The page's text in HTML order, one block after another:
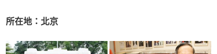
所在地：北京